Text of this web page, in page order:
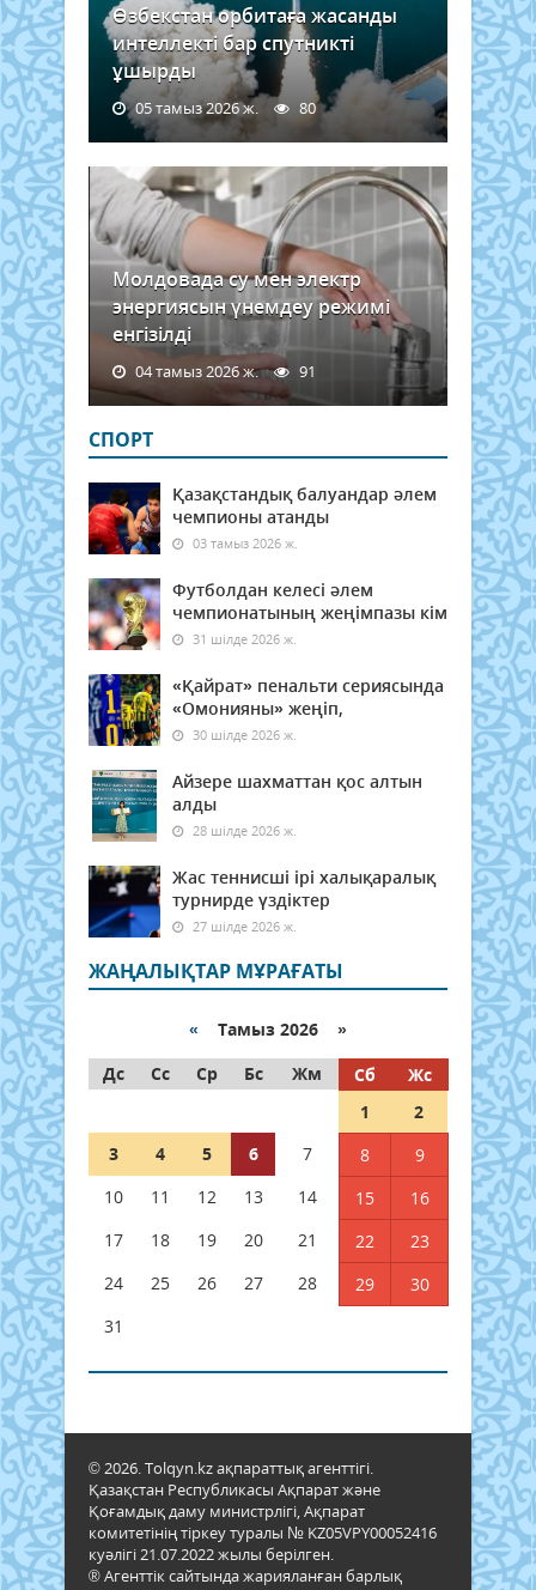
Өзбекстан орбитаға жасанды
интеллекті бар спутникті
ұшырды
05 тамыз 2026 ж. 80
Молдовада су мен электр
энергиясын үнемдеу режимі
енгізілді
04 тамыз 2026 ж. 91
СПОРТ
Қазақстандық балуандар әлем
чемпионы атанды
03 тамыз 2026 ж.
Футболдан келесі әлем
чемпионатының жеңімпазы кім
31 шілде 2026 ж.
«Қайрат» пенальти сериясында
«Омонияны» жеңіп,
30 шілде 2026 ж.
Айзере шахматтан қос алтын
алды
28 шілде 2026 ж.
Жас теннисші ірі халықаралық
турнирде үздіктер
27 шілде 2026 ж.
ЖАҢАЛЫҚТАР МҰРАҒАТЫ
« Тамыз 2026 »
Дс
Сс Ср Бс Жм Сб
Жс
1
2
3
4 5 6 7 8
9
10
11 12 13 14 15
16
17
18 19 20 21 22
23
24
25 26 27 28 29
30
31
© 2026. Tolqyn.kz ақпараттық агенттігі.
Қазақстан Республикасы Ақпарат және
Қоғамдық даму министрлігі, Ақпарат
комитетінің тіркеу туралы № KZ05VPY00052416
куәлігі 21.07.2022 жылы берілген.
® Агенттік сайтында жарияланған барлық